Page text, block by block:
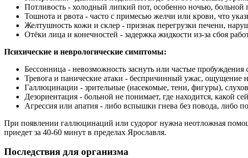
Потливость - холодный липкий пот, особенно ночью, больной
Тошнота и рвота - часто с примесью желчи или крови, что
Желтушность кожи и склер - признак перегрузки печени,
Отёки лица и конечностей - задержка жидкости из-за сбоя
Психические и неврологические симптомы:
Бессонница - невозможность заснуть или частые пробуждения
Тревога и панические атаки - беспричинный ужас, ощущение
Галлюцинации - зрительные (насекомые, тени, фигуры),
Дезориентация - больной не понимает, где находится, какой
Агрессия или апатия - либо вспышки гнева без повода, либо
При появлении галлюцинаций или судорог нужна неотложная
приедет за 40-60 минут в пределах Ярославля.
Последствия для организма